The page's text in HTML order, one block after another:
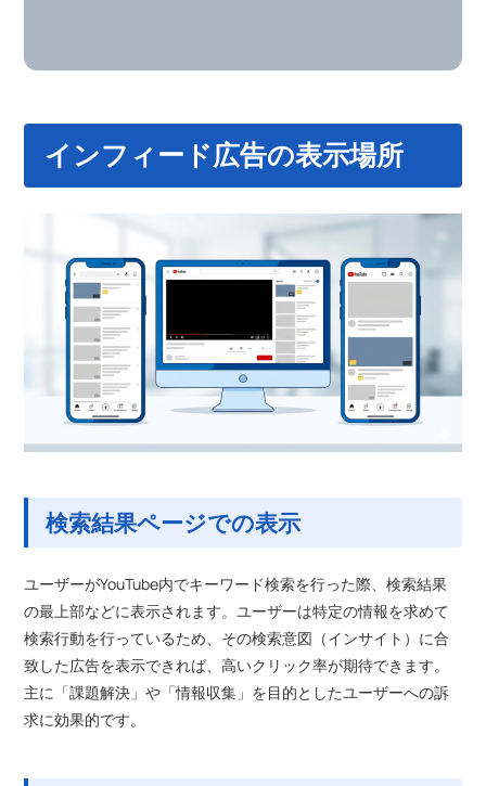
インフィード広告の表示場所
検索結果ページでの表示
ユーザーがYouTube内でキーワード検索を行った際、検索結果
の最上部などに表示されます。ユーザーは特定の情報を求めて
検索行動を行っているため、その検索意図（インサイト）に合
致した広告を表示できれば、高いクリック率が期待できます。
主に「課題解決」や「情報収集」を目的としたユーザーへの訴
求に効果的です。